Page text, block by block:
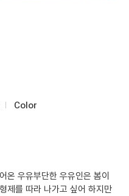
Color
온 우유부단한 우유인은 봄이
제를 따라 나가고 싶어 하지만